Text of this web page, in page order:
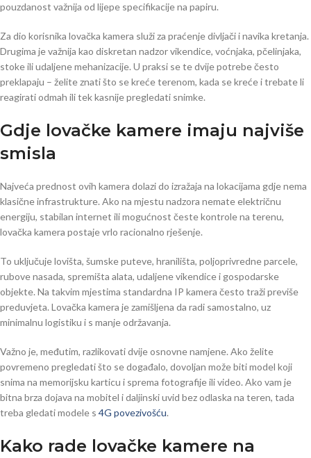
pouzdanost važnija od lijepe specifikacije na papiru.
Za dio korisnika lovačka kamera služi za praćenje divljači i navika kretanja.
Drugima je važnija kao diskretan nadzor vikendice, voćnjaka, pčelinjaka,
stoke ili udaljene mehanizacije. U praksi se te dvije potrebe često
preklapaju – želite znati što se kreće terenom, kada se kreće i trebate li
reagirati odmah ili tek kasnije pregledati snimke.
Gdje lovačke kamere imaju najviše
smisla
Najveća prednost ovih kamera dolazi do izražaja na lokacijama gdje nema
klasične infrastrukture. Ako na mjestu nadzora nemate električnu
energiju, stabilan internet ili mogućnost česte kontrole na terenu,
lovačka kamera postaje vrlo racionalno rješenje.
To uključuje lovišta, šumske puteve, hranilišta, poljoprivredne parcele,
rubove nasada, spremišta alata, udaljene vikendice i gospodarske
objekte. Na takvim mjestima standardna IP kamera često traži previše
preduvjeta. Lovačka kamera je zamišljena da radi samostalno, uz
minimalnu logistiku i s manje održavanja.
Važno je, međutim, razlikovati dvije osnovne namjene. Ako želite
povremeno pregledati što se događalo, dovoljan može biti model koji
snima na memorijsku karticu i sprema fotografije ili video. Ako vam je
bitna brza dojava na mobitel i daljinski uvid bez odlaska na teren, tada
treba gledati modele s 4G povezivošću.
Kako rade lovačke kamere na